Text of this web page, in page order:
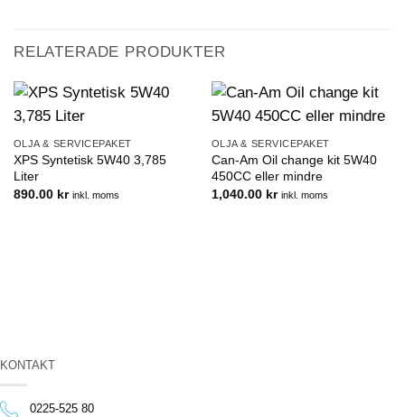
RELATERADE PRODUKTER
OLJA & SERVICEPAKET
XPS Syntetisk 5W40 3,785
Liter
890.00 kr inkl. moms
OLJA & SERVICEPAKET
Can-Am Oil change kit 5W40
450CC eller mindre
1,040.00 kr inkl. moms
KONTAKT
0225-525 80